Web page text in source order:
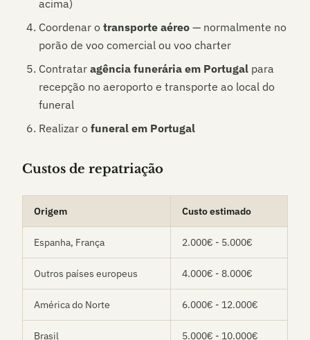
acima)
Coordenar o transporte aéreo — normalmente no
porão de voo comercial ou voo charter
Contratar agência funerária em Portugal para
recepção no aeroporto e transporte ao local do
funeral
Realizar o funeral em Portugal
Custos de repatriação
Origem Custo estimado
Espanha, França 2.000€ - 5.000€
Outros países europeus 4.000€ - 8.000€
América do Norte 6.000€ - 12.000€
Brasil 5.000€ - 10.000€